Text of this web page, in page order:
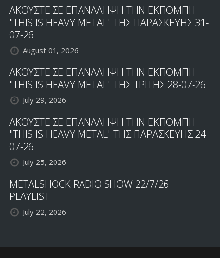
ΑΚΟΥΣΤΕ ΣΕ ΕΠΑΝΑΛΗΨΗ ΤΗΝ ΕΚΠΟΜΠΗ
"THIS IS HEAVY METAL" ΤΗΣ ΠΑΡΑΣΚΕΥΗΣ 31-
07-26
August 01, 2026
ΑΚΟΥΣΤΕ ΣΕ ΕΠΑΝΑΛΗΨΗ ΤΗΝ ΕΚΠΟΜΠΗ
"THIS IS HEAVY METAL" ΤΗΣ ΤΡΙΤΗΣ 28-07-26
July 29, 2026
ΑΚΟΥΣΤΕ ΣΕ ΕΠΑΝΑΛΗΨΗ ΤΗΝ ΕΚΠΟΜΠΗ
"THIS IS HEAVY METAL" ΤΗΣ ΠΑΡΑΣΚΕΥΗΣ 24-
07-26
July 25, 2026
METALSHOCK RADIO SHOW 22/7/26
PLAYLIST
July 22, 2026